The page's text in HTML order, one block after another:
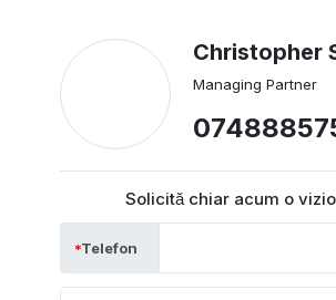
Christopher
Managing Partner
Solicită chiar acum o
Telefon